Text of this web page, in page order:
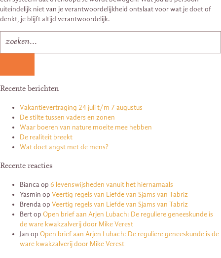
uiteindelijk niet van je verantwoordelijkheid ontslaat voor wat je doet of
denkt, je blijft altijd verantwoordelijk.
Recente berichten
Vakantievertraging 24 juli t/m 7 augustus
De stilte tussen vaders en zonen
Waar boeren van nature moeite mee hebben
De realiteit breekt
Wat doet angst met de mens?
Recente reacties
Biancaop 6 levenswijsheden vanuit het hiernamaals
Yasmin op Veertig regels van Liefde van Sjams van Tabriz
Brendaop Veertig regels van Liefde van Sjams van Tabriz
Bertop Open brief aan Arjen Lubach: De reguliere geneeskunde is
de ware kwakzalverij door Mike Verest
Jan op Open brief aan Arjen Lubach: De reguliere geneeskunde is de
ware kwakzalverij door Mike Verest